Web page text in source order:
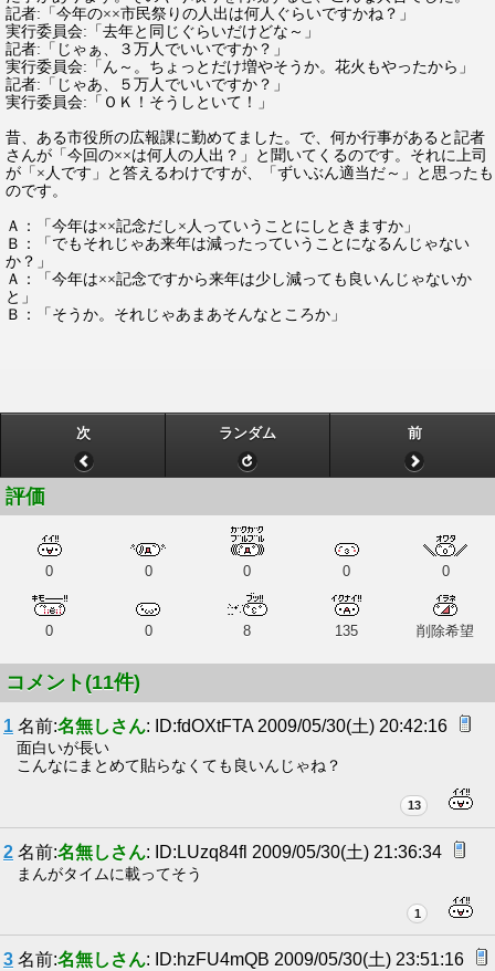
記者:「今年の××市民祭りの人出は何人ぐらいですかね？」
実行委員会:「去年と同じぐらいだけどな～」
記者:「じゃぁ、３万人でいいですか？」
実行委員会:「ん～。ちょっとだけ増やそうか。花火もやったから」
記者:「じゃあ、５万人でいいですか？」
実行委員会:「ＯＫ！そうしといて！」
昔、ある市役所の広報課に勤めてました。で、何か行事があると記者
さんが「今回の××は何人の人出？」と聞いてくるのです。それに上司
が「×人です」と答えるわけですが、「ずいぶん適当だ～」と思ったも
のです。
Ａ：「今年は××記念だし×人っていうことにしときますか」
Ｂ：「でもそれじゃあ来年は減ったっていうことになるんじゃない
か？」
Ａ：「今年は××記念ですから来年は少し減っても良いんじゃないか
と」
Ｂ：「そうか。それじゃあまあそんなところか」
次 ランダム 前
評価
0 0 0 0 0
0 0 8 135 削除希望
コメント(11件)
1 名前:名無しさん: ID:fdOXtFTA 2009/05/30(土) 20:42:16
面白いが長い
こんなにまとめて貼らなくても良いんじゃね？
13
2 名前:名無しさん: ID:LUzq84fl 2009/05/30(土) 21:36:34
まんがタイムに載ってそう
1
3 名前:名無しさん: ID:hzFU4mQB 2009/05/30(土) 23:51:16